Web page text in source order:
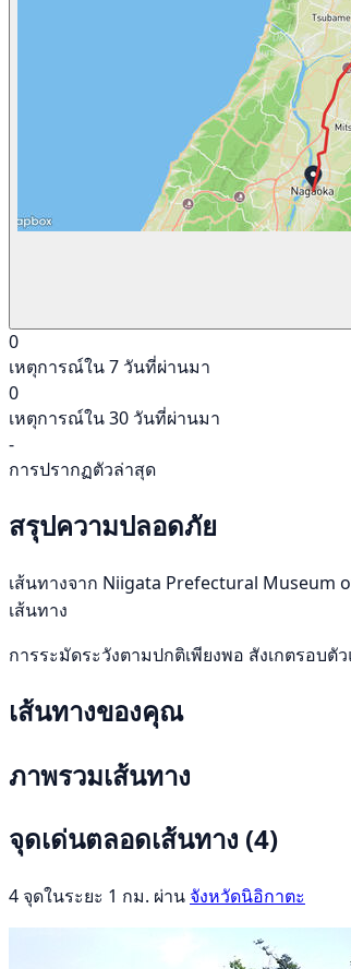
0
เหตุการณ์ใน 7 วันที่ผ่านมา
0
เหตุการณ์ใน 30 วันที่ผ่านมา
-
การปรากฏตัวล่าสุด
สรุปความปลอดภัย
เส้นทางจาก Niigata Prefectural Museum
เส้นทาง
การระมัดระวังตามปกติเพียงพอ สังเกตรอบ
เส้นทางของคุณ
ภาพรวมเส้นทาง
จุดเด่นตลอดเส้นทาง (4)
4 จุดในระยะ 1 กม. ผ่าน จังหวัดนิอิกาตะ